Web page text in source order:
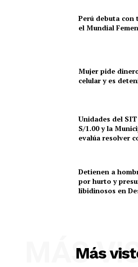
Perú debuta
el Mundial
Mujer pide
celular y es
Unidades del
S/1.00 y la
evalúa resolver
Detienen a
por hurto y
libidinosos en
Más
MÁS